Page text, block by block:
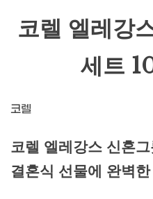
코렐 엘레강
세트
코렐
코렐 엘레강스 신혼
결혼식 선물에 완벽